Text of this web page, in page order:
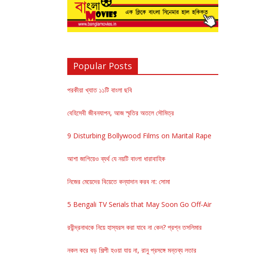
Popular Posts
পরকীয়া খ্যাত ১১টি বাংলা ছবি
বেহিসেবী জীবনযাপন, আজ স্মৃতির অতলে সৌমিত্র
9 Disturbing Bollywood Films on Marital Rape
আশা জাগিয়েও ব্যর্থ যে নয়টি বাংলা ধারাবাহিক
নিজের মেয়েদের বিয়েতে কন্যাদান করব না: সোমা
5 Bengali TV Serials that May Soon Go Off-Air
রবীন্দ্রনাথকে নিয়ে হাস্যরস করা যাবে না কেন? প্রশ্ন তসলিমার
নকল করে বড় শিল্পী হওয়া যায় না, রানু প্রসঙ্গে মন্তব্য লতার